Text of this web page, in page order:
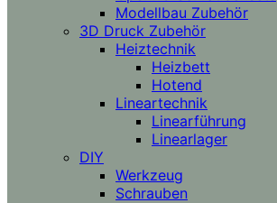
Modellbau Zubehör
3D Druck Zubehör
Heiztechnik
Heizbett
Hotend
Lineartechnik
Linearführung
Linearlager
DIY
Werkzeug
Schrauben